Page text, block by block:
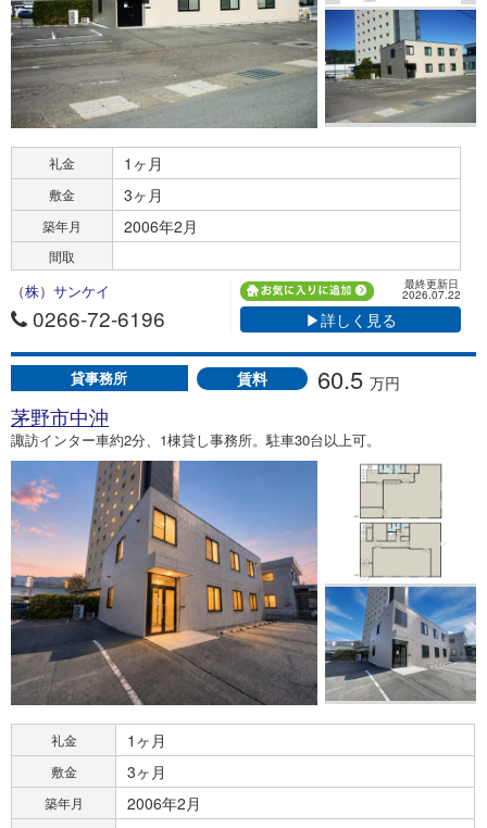
礼金 1ヶ月
敷金 3ヶ月
築年月 2006年2月
間取
（株）サンケイ
0266-72-6196
最終更新日
2026.07.22
▶詳しく見る
貸事務所 賃料 60.5 万円
茅野市中沖
諏訪インター車約2分、1棟貸し事務所。駐車30台以上可。
礼金 1ヶ月
敷金 3ヶ月
築年月 2006年2月